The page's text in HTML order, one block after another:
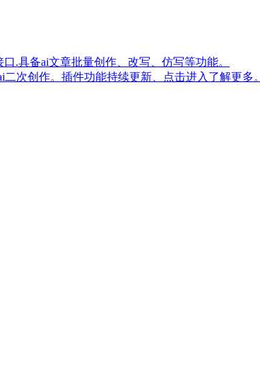
.具备ai文章批量创作、改写、仿写等功能。
次创作。插件功能持续更新、点击进入了解更多。